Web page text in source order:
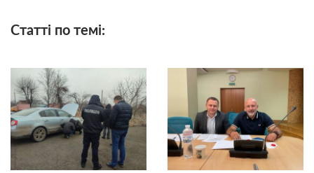
Статті по темі: